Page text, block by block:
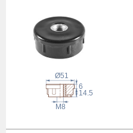
6
14.5
Ø51
М8